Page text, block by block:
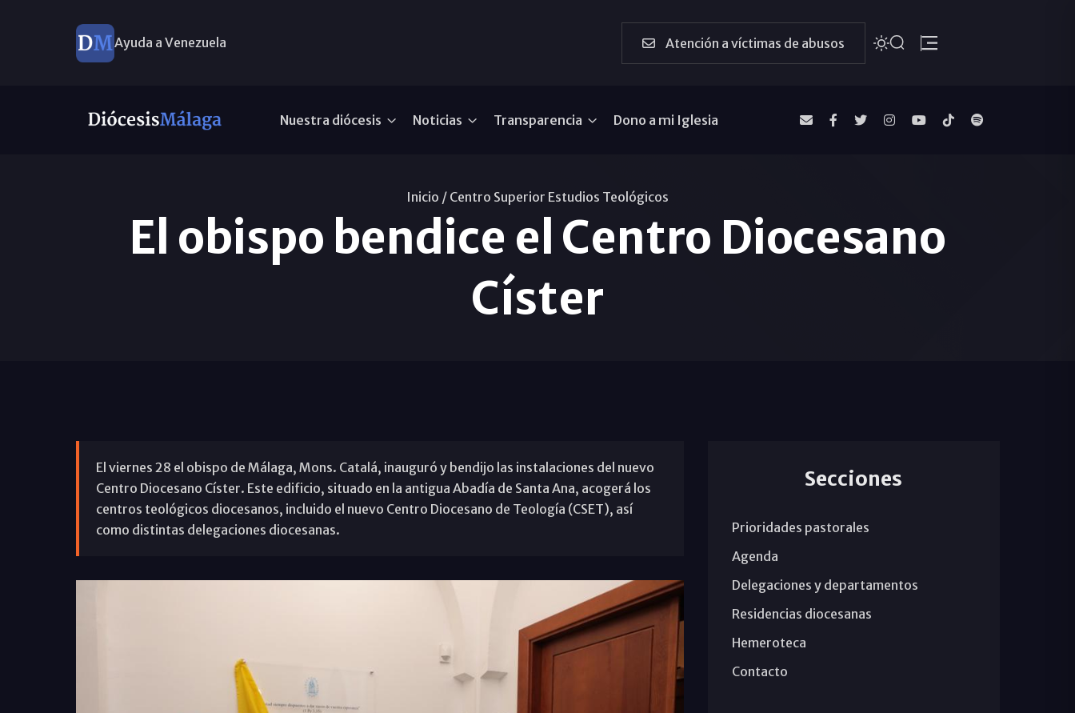
Ayuda a Venezuela Atención a víctimas de abusos
Nuestra diócesis Noticias Transparencia Dono a mi Iglesia
Inicio / Centro Superior Estudios Teológicos
El obispo bendice el Centro Diocesano
Císter
El viernes 28 el obispo de Málaga, Mons. Catalá, inauguró y bendijo las instalaciones del nuevo
Centro Diocesano Císter. Este edificio, situado en la antigua Abadía de Santa Ana, acogerá los
centros teológicos diocesanos, incluido el nuevo Centro Diocesano de Teología (CSET), así
como distintas delegaciones diocesanas.
Secciones
Prioridades pastorales
Agenda
Delegaciones y departamentos
Residencias diocesanas
Hemeroteca
Contacto